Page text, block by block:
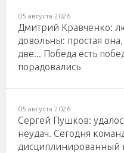
05 августа 2026
Дмитрий Кравченко:
довольны: простая
две... Победа есть
порадовались
05 августа 2026
Сергей Пушков:
неудач. Сегодня